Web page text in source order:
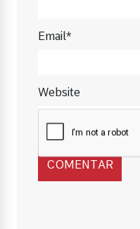
Email*
Website